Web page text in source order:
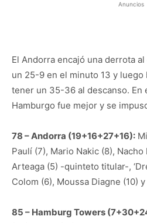
Anuncios
El Andorra encajó una derrota
un 25-9 en el minuto 13 y
tener un 35-36 al descanso. En
Hamburgo fue mejor y se
78 – Andorra (19+16+27+16):
Paulí (7), Mario Nakic (8),
Arteaga (5) -quinteto titular-,
Colom (6), Moussa Diagne (10) y
85 – Hamburg Towers